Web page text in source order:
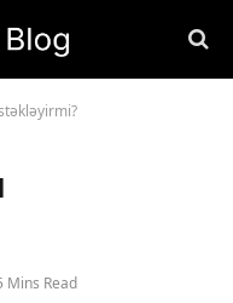
Mins Read